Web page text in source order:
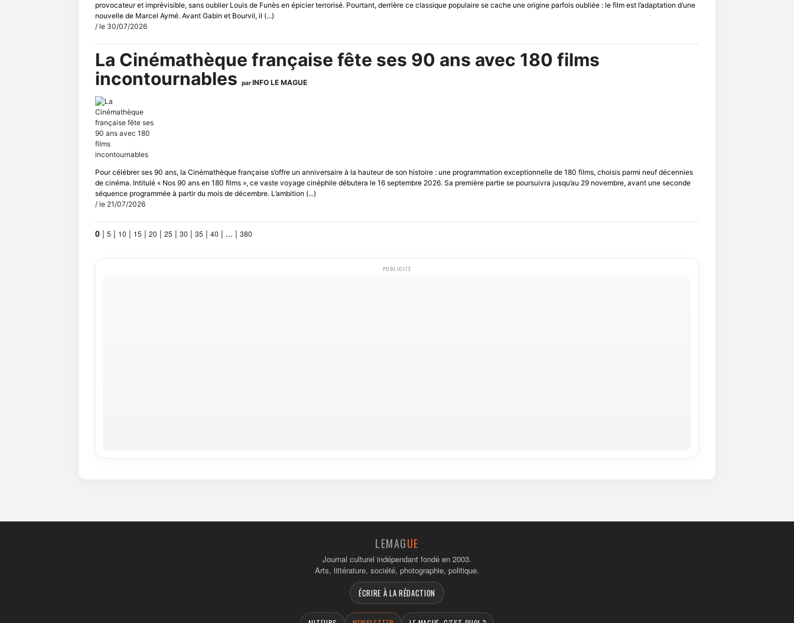
provocateur et imprévisible, sans oublier Louis de Funès en épicier terrorisé. Pourtant, derrière ce classique populaire se cache une origine parfois oubliée : le film est l’adaptation d’une
nouvelle de Marcel Aymé. Avant Gabin et Bourvil, il (...)
/ le 30/07/2026
La Cinémathèque française fête ses 90 ans avec 180 films
incontournables
parINFO LE MAGUE
Pour célébrer ses 90 ans, la Cinémathèque française s’offre un anniversaire à la hauteur de son histoire : une programmation exceptionnelle de 180 films, choisis parmi neuf décennies
de cinéma. Intitulé « Nos 90 ans en 180 films », ce vaste voyage cinéphile débutera le 16 septembre 2026. Sa première partie se poursuivra jusqu’au 29 novembre, avant une seconde
séquence programmée à partir du mois de décembre. L’ambition (...)
/ le 21/07/2026
0 | 5 | 10 | 15 | 20 | 25 | 30 | 35 | 40 | ... | 380
PUBLICITÉ
LEMAGUE
Journal culturel indépendant fondé en 2003.
Arts, littérature, société, photographie, politique.
ÉCRIRE À LA RÉDACTION